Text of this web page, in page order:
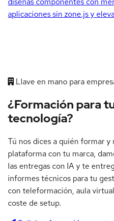
aplicaciones sin zone.js y
Llave en mano para
¿Formación para
tecnología?
Tú nos dices a quién formar
plataforma con tu marca,
las entregas con IA y te
informes técnicos para tu
con teleformación, aula
coste de setup.